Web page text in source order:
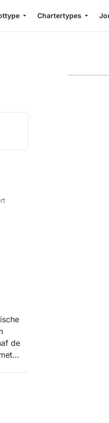
Chartertypes
de
Bay,
en